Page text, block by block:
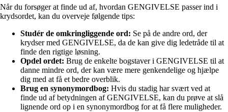
Når du forsøger at finde ud af, hvordan GENGIVELSE passer ind i
krydsordet, kan du overveje følgende tips:
Studér de omkringliggende ord: Se på de andre ord, der
krydser med GENGIVELSE, da de kan give dig ledetråde til at
finde den rigtige løsning.
Opdel ordet: Brug de enkelte bogstaver i GENGIVELSE til at
danne mindre ord, der kan være mere genkendelige og hjælpe
dig med at få et bedre overblik.
Brug en synonymordbog: Hvis du stadig har svært ved at
finde ud af betydningen af GENGIVELSE, kan du prøve at slå
lignende ord op i en synonymordbog for at få flere muligheder.